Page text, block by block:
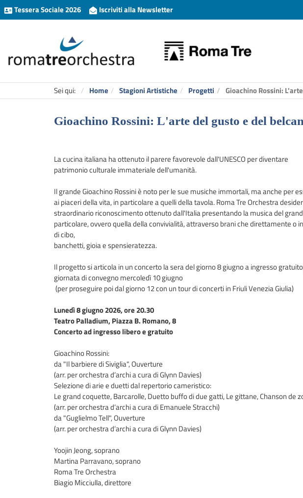
Tessera Sociale 2026 Iscriviti alla Newsletter
Sei qui: Home Stagioni Artistiche Progetti Gioachino Rossini:
Gioachino Rossini: L'arte del gusto e del
La cucina italiana ha ottenuto il parere favorevole dall'UNESCO per diventare
patrimonio culturale immateriale dell'umanità.
Il grande Gioachino Rossini è noto per le sue musiche immortali, ma anche per
ai piaceri della vita, in particolare a quelli della tavola. Roma Tre Orchestra
straordinario riconoscimento ottenuto dall'Italia presentando la musica del
particolare, ovvero quella della convivialità, attraverso brani che direttamente o
di cibo,
banchetti, gioia e spensieratezza.
Il progetto si articola in un concerto la sera del giorno 8 giugno a ingresso
giornata di convegno mercoledì 10 giugno
(per proseguire poi dal giorno 12 con un tour di concerti in Friuli Venezia Giulia)
Lunedì 8 giugno 2026, ore 20.30
Teatro Palladium, Piazza B. Romano, 8
Concerto ad ingresso libero e gratuito
Gioachino Rossini:
da "Il barbiere di Siviglia", Ouverture
(arr. per orchestra d’archi a cura di Glynn Davies)
Selezione di arie e duetti dal repertorio cameristico:
Le grand coquette, Barcarolle, Duetto buffo di due gatti, Le gittane, Chanson de
(arr. per orchestra d’archi a cura di Emanuele Stracchi)
da "Guglielmo Tell", Ouverture
(arr. per orchestra d’archi a cura di Glynn Davies)
Yoojin Jeong, soprano
Martina Parravano, soprano
Roma Tre Orchestra
Biagio Micciulla, direttore